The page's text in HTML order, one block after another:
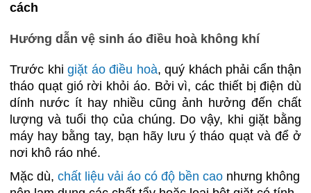
cách
Hướng dẫn vệ sinh áo điều hoà không khí
Trước khi giặt áo điều hoà, quý khách phải cẩn thận
tháo quạt gió rời khỏi áo. Bởi vì, các thiết bị điện dù
dính nước ít hay nhiều cũng ảnh hưởng đến chất
lượng và tuổi thọ của chúng. Do vậy, khi giặt bằng
máy hay bằng tay, bạn hãy lưu ý tháo quạt và để ở
nơi khô ráo nhé.
Mặc dù, chất liệu vải áo có độ bền cao nhưng không